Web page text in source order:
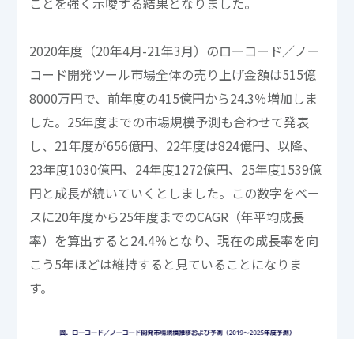
2020年度（20年4月-21年3月）のローコード／ノー
コード開発ツール市場全体の売り上げ金額は515億
8000万円で、前年度の415億円から24.3％増加しま
した。25年度までの市場規模予測も合わせて発表
し、21年度が656億円、22年度は824億円、以降、
23年度1030億円、24年度1272億円、25年度1539億
円と成長が続いていくとしました。この数字をベー
スに20年度から25年度までのCAGR（年平均成長
率）を算出すると24.4％となり、現在の成長率を向
こう5年ほどは維持すると見ていることになりま
す。